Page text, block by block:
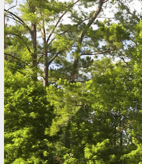
Biomasa